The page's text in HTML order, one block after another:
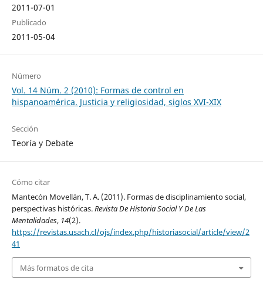
2011-07-01
Publicado
2011-05-04
Número
Vol. 14 Núm. 2 (2010): Formas de control en
hispanoamérica. Justicia y religiosidad, siglos XVI-XIX
Sección
Teoría y Debate
Cómo citar
Mantecón Movellán, T. A. (2011). Formas de disciplinamiento social,
perspectivas históricas.Revista De Historia Social Y De Las
Mentalidades, 14(2).
https://revistas.usach.cl/ojs/index.php/historiasocial/article/view/2
41
Más formatos de cita